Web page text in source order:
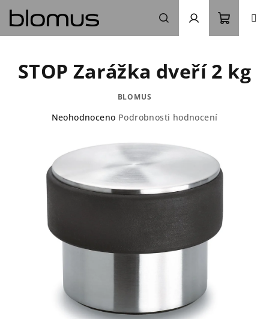
obsah
Hledat Přihlášení
košík
STOP Zarážka dveří 2 kg
BLOMUS
Průměrné
0,0
z
Neohodnoceno Podrobnosti hodnocení